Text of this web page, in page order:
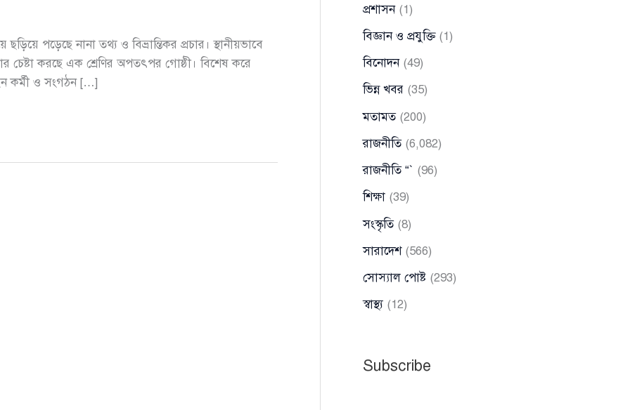
পড়েছে নানা তথ্য ও বিভ্রান্তিকর প্রচার। স্থানীয়ভাবে
করছে এক শ্রেণির অপতৎপর গোষ্ঠী। বিশেষ করে
কর্মী ও সংগঠন […]
প্রশাসন(1)
বিজ্ঞান ও প্রযুক্তি(1)
বিনোদন(49)
ভিন্ন খবর (35)
মতামত(200)
রাজনীতি(6,082)
রাজনীতি “` (96)
শিক্ষা (39)
সংস্কৃতি(8)
সারাদেশ(566)
সোস্যাল পোষ্ট (293)
স্বাস্থ্য (12)
Subscribe